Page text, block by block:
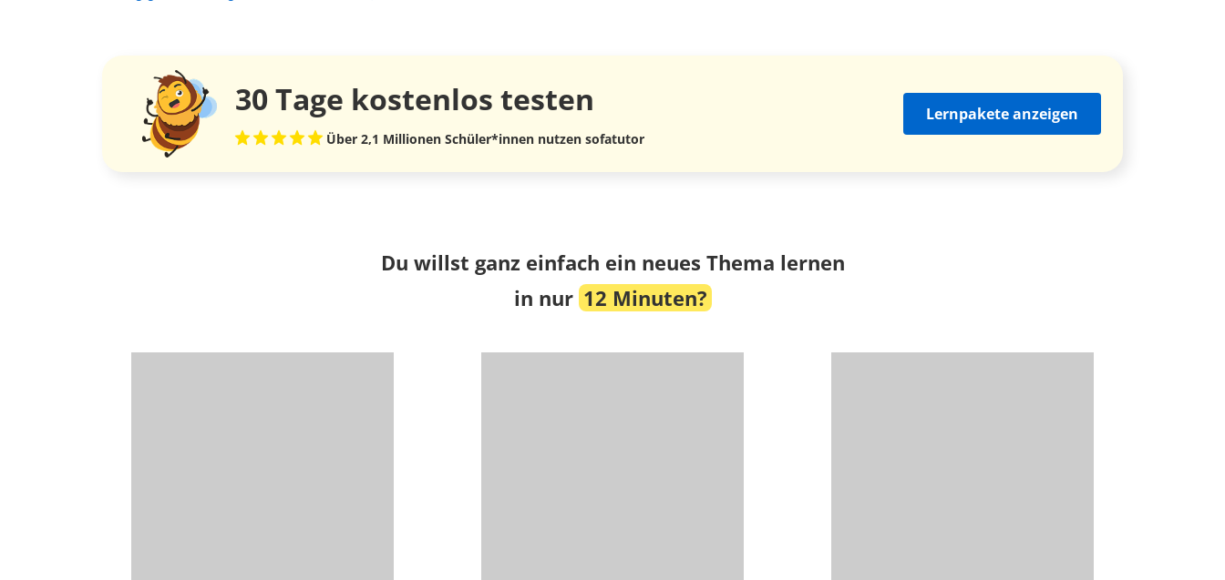
30 Tage kostenlos testen
Über 2,1 Millionen Schüler*innen nutzen sofatutor
Lernpakete anzeigen
Du willst ganz einfach ein neues Thema lernen
in nur 12 Minuten?